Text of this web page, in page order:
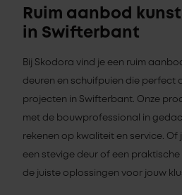
Ruim aanbod
in Swifterbant
Bij Skodora vind je een ruim
deuren en schuifpuien die perfect
projecten in Swifterbant. Onze
met de bouwprofessional in
rekenen op kwaliteit en service. Of
een stevige deur of een
de juiste oplossingen voor jouw